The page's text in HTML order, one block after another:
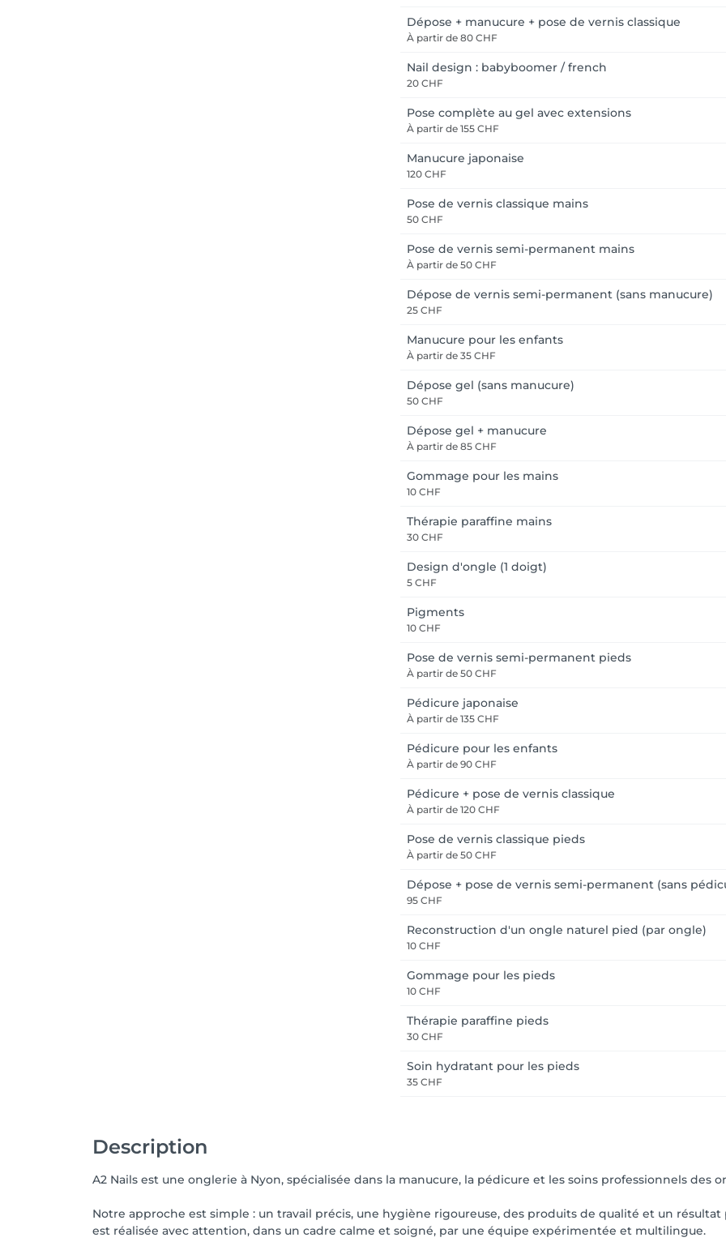
Dépose + manucure + pose de vernis classique
À partir de 80 CHF
Nail design : babyboomer / french
20 CHF
Pose complète au gel avec extensions
À partir de 155 CHF
Manucure japonaise
120 CHF
Pose de vernis classique mains
50 CHF
Pose de vernis semi-permanent mains
À partir de 50 CHF
Dépose de vernis semi-permanent (sans manucure)
25 CHF
Manucure pour les enfants
À partir de 35 CHF
Dépose gel (sans manucure)
50 CHF
Dépose gel + manucure
À partir de 85 CHF
Gommage pour les mains
10 CHF
Thérapie paraffine mains
30 CHF
Design d'ongle (1 doigt)
5 CHF
Pigments
10 CHF
Pose de vernis semi-permanent pieds
À partir de 50 CHF
Pédicure japonaise
À partir de 135 CHF
Pédicure pour les enfants
À partir de 90 CHF
Pédicure + pose de vernis classique
À partir de 120 CHF
Pose de vernis classique pieds
À partir de 50 CHF
Dépose + pose de vernis semi-permanent (sans
95 CHF
Reconstruction d'un ongle naturel pied (par ongle)
10 CHF
Gommage pour les pieds
10 CHF
Thérapie paraffine pieds
30 CHF
Soin hydratant pour les pieds
35 CHF
Description
A2 Nails est une onglerie à Nyon, spécialisée dans la manucure, la pédicure et les soins professionnels des
Notre approche est simple : un travail précis, une hygiène rigoureuse, des produits de qualité et un
est réalisée avec attention, dans un cadre calme et soigné, par une équipe expérimentée et multilingue.